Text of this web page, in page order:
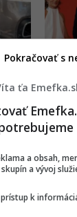
a
unikli
zóny
ťa
a obsah,
a vývoj
k
Pokračovať s